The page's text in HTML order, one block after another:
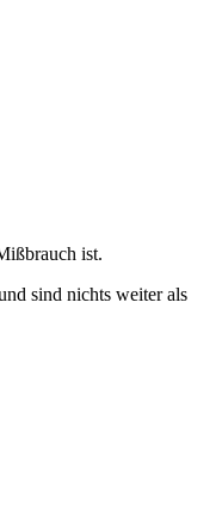
ist.
sind nichts weiter als